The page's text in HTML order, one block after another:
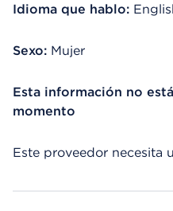
Idioma que hablo:
Sexo: Mujer
Esta información no
momento
Este proveedor necesita